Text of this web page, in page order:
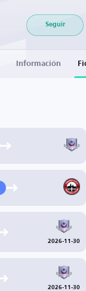
Seguir
Información
2026-11-30
2026-11-30